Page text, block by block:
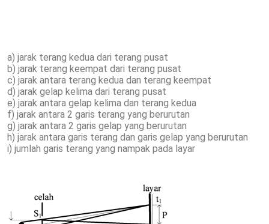
a) jarak terang kedua dari terang pusat
b) jarak terang keempat dari terang pusat
c) jarak antara terang kedua dan terang keempat
d) jarak gelap kelima dari terang pusat
e) jarak antara gelap kelima dan terang kedua
f) jarak antara 2 garis terang yang berurutan
g) jarak antara 2 garis gelap yang berurutan
h) jarak antara garis terang dan garis gelap yang berurutan
i) jumlah garis terang yang nampak pada layar